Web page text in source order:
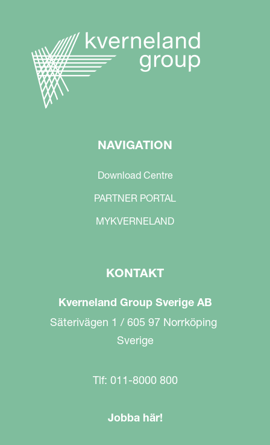
NAVIGATION
Download Centre
PARTNER PORTAL
MYKVERNELAND
KONTAKT
Kverneland Group Sverige AB
Säterivägen 1 / 605 97 Norrköping
Sverige
Tlf: 011-8000 800
Jobba här!